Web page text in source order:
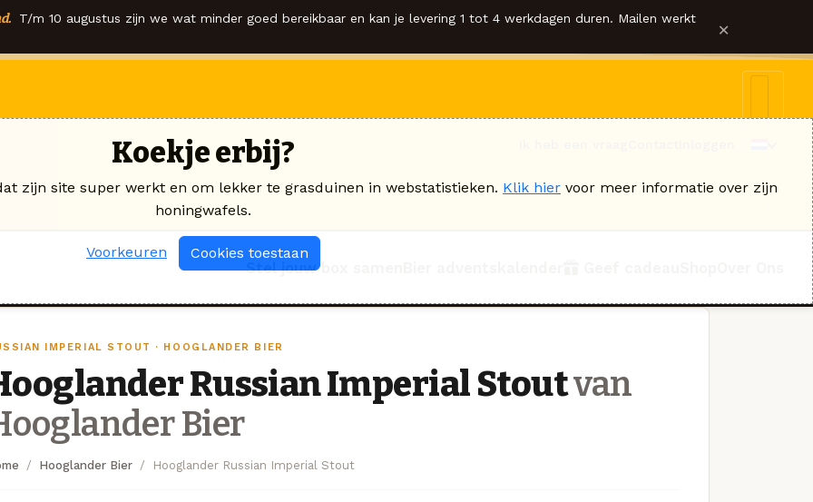
T/m 10 augustus zijn we wat minder goed bereikbaar en kan je levering 1 tot 4 werkdagen duren. Mailen werkt ×
Stel jouw box samen
IMPERIAL STOUT · HOOGLANDER BIER
Russian Imperial Stoutvan
Bier
Hooglander Bier Hooglander Russian Imperial Stout
Koekje erbij?
zijn site super werkt en om lekker te grasduinen in webstatistieken. Klik hier voor meer informatie over zijn
honingwafels.
Voorkeuren Cookies toestaan